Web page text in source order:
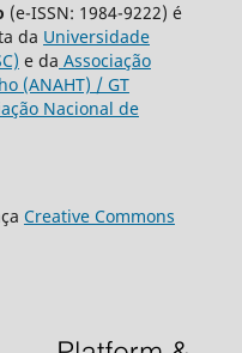
(e-ISSN: 1984-9222) é
da Universidade
e da Associação
(ANAHT) / GT
Nacional de
Creative Commons